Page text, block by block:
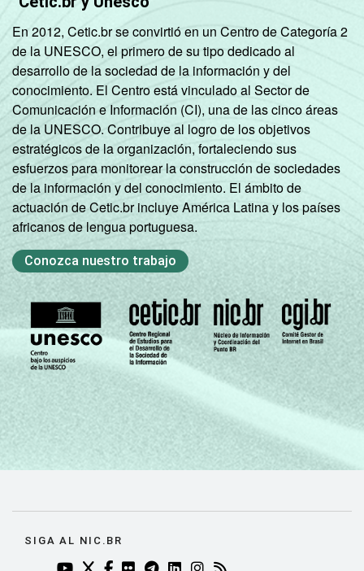
En 2012, Cetic.br se convirtió en un Centro de Categoría 2
de la UNESCO, el primero de su tipo dedicado al
desarrollo de la sociedad de la información y del
conocimiento. El Centro está vinculado al Sector de
Comunicación e Información (CI), una de las cinco áreas
de la UNESCO. Contribuye al logro de los objetivos
estratégicos de la organización, fortaleciendo sus
esfuerzos para monitorear la construcción de sociedades
de la información y del conocimiento. El ámbito de
actuación de Cetic.br incluye América Latina y los países
africanos de lengua portuguesa.
Conozca nuestro trabajo
SIGA AL NIC.BR
YOUTUBE DO NIC.BR (ABRE EM NOVA ABA)
TWITTER DO NIC.BR (ABRE EM NOVA ABA)
FACEBOOK DO NIC.BR (ABRE EM NOVA
FLICKR DO NIC.BR (ABRE EM NOVA
TELEGRAM DO NIC.BR (ABRE EM
LINKEDIN DO NIC.BR (ABRE
INSTAGRAM DO NIC.BR
RSS DO NIC.BR (ABRE